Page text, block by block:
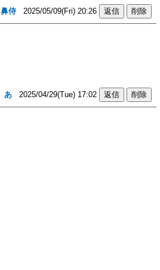
鼻侍2025/05/09(Fri) 20:26
あ 2025/04/29(Tue) 17:02